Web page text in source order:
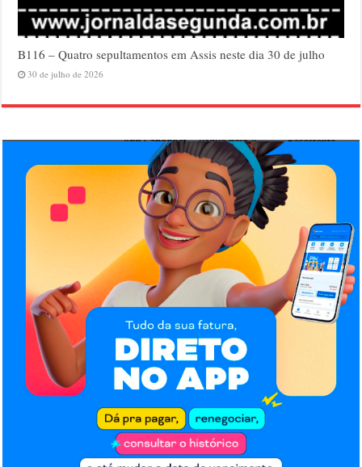
B116 – Quatro sepultamentos em Assis neste dia 30 de julho
30 de julho de 2026